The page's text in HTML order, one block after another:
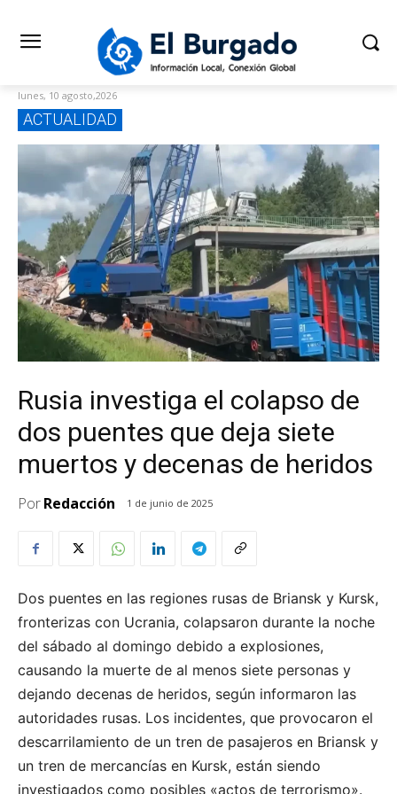
lunes, 10 agosto,2026
ACTUALIDAD
Rusia investiga el colapso de
dos puentes que deja siete
muertos y decenas de heridos
PorRedacción 1 de junio de 2025
Dos puentes en las regiones rusas de Briansk y Kursk,
fronterizas con Ucrania, colapsaron durante la noche
del sábado al domingo debido a explosiones,
causando la muerte de al menos siete personas y
dejando decenas de heridos, según informaron las
autoridades rusas. Los incidentes, que provocaron el
descarrilamiento de un tren de pasajeros en Briansk y
un tren de mercancías en Kursk, están siendo
investigados como posibles «actos de terrorismo».